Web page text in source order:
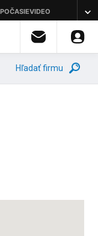
Hľadať firmu